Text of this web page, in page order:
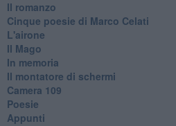
Il romanzo
Cinque poesie di Marco Celati
L'airone
Il Mago
In memoria
Il montatore di schermi
Camera 109
Poesie
Appunti